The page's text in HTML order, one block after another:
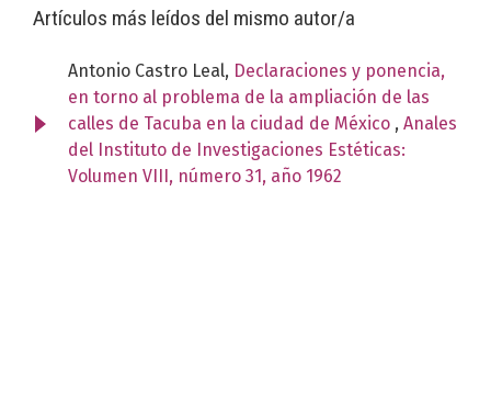
Artículos más leídos del mismo autor/a
Antonio Castro Leal, Declaraciones y ponencia,
en torno al problema de la ampliación de las
calles de Tacuba en la ciudad de México , Anales
del Instituto de Investigaciones Estéticas:
Volumen VIII, número 31, año 1962